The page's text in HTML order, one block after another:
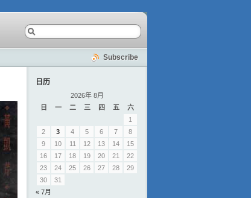
Subscribe
日历
2026年 8月
日
一 二 三 四 五
六
1
2
3 4 5 6 7
8
9
10 11 12 13 14
15
16
17 18 19 20 21
22
23
24 25 26 27 28
29
30
31
« 7月